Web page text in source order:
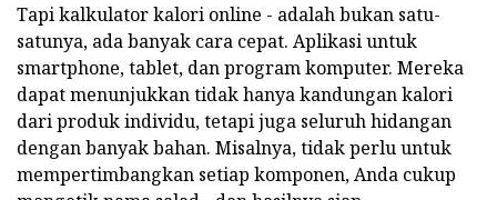
Tapi kalkulator kalori online - adalah bukan satu-
satunya, ada banyak cara cepat. Aplikasi untuk
smartphone, tablet, dan program komputer. Mereka
dapat menunjukkan tidak hanya kandungan kalori
dari produk individu, tetapi juga seluruh hidangan
dengan banyak bahan. Misalnya, tidak perlu untuk
mempertimbangkan setiap komponen, Anda cukup